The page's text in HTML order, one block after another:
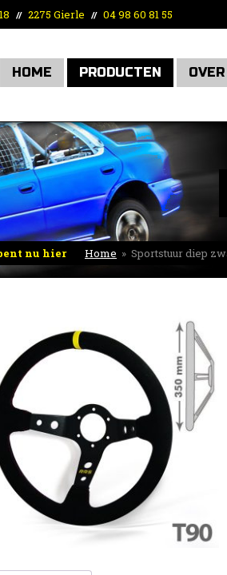
// 2275 Gierle // 04 98 60 81 55
HOME PRODUCTEN
nu hier Home » Sportstuur diep